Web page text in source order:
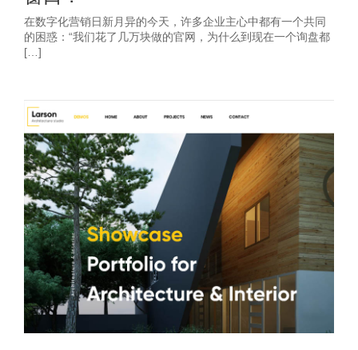
在数字化营销日新月异的今天，许多企业主心中都有一个共同
的困惑：“我们花了几万块做的官网，为什么到现在一个询盘都
[…]